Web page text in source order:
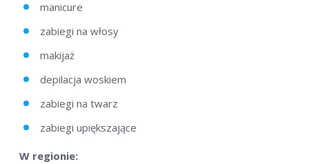
manicure
zabiegi na włosy
makijaż
depilacja woskiem
zabiegi na twarz
zabiegi upiększające
W regionie: